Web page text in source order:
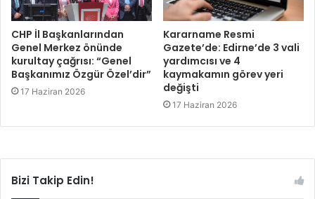
CHP İl Başkanlarından
Genel Merkez önünde
kurultay çağrısı: “Genel
Başkanımız Özgür Özel’dir”
17 Haziran 2026
Kararname Resmi
Gazete’de: Edirne’de 3 vali
yardımcısı ve 4
kaymakamın görev yeri
değişti
17 Haziran 2026
Bizi Takip Edin!